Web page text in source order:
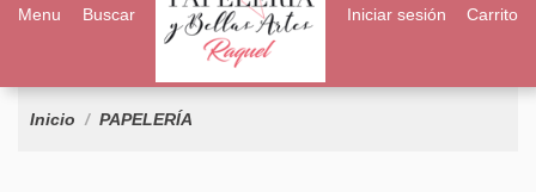
Menu Buscar Iniciar sesión Carrito
Inicio PAPELERÍA